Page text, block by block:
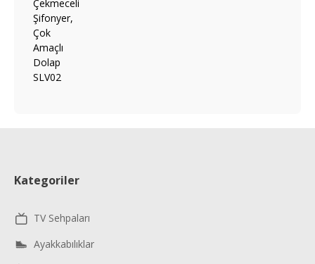
Kategoriler
TV Sehpaları
Ayakkabılıklar